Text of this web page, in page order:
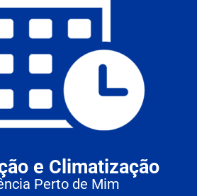
e Climatização
Perto de Mim